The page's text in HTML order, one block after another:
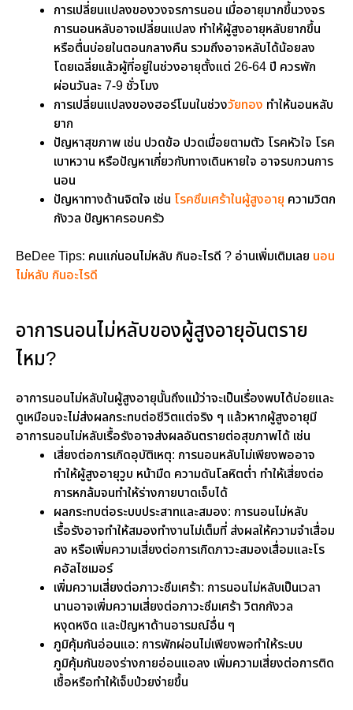
การเปลี่ยนแปลงของวงจรการนอน เมื่ออายุมากขึ้นวงจร
การนอนหลับอาจเปลี่ยนแปลง ทำให้ผู้สูงอายุหลับยากขึ้น
หรือตื่นบ่อยในตอนกลางคืน รวมถึงอาจหลับได้น้อยลง
โดยเฉลี่ยแล้วผู้ที่อยู่ในช่วงอายุตั้งแต่ 26-64 ปี ควรพัก
ผ่อนวันละ 7-9 ชั่วโมง
การเปลี่ยนแปลงของฮอร์โมนในช่วงวัยทอง ทำให้นอนหลับ
ยาก
ปัญหาสุขภาพ เช่น ปวดข้อ ปวดเมื่อยตามตัว โรคหัวใจ โรค
เบาหวาน หรือปัญหาเกี่ยวกับทางเดินหายใจ อาจรบกวนการ
นอน
ปัญหาทางด้านจิตใจ เช่น โรคซึมเศร้าในผู้สูงอายุ ความวิตก
กังวล ปัญหาครอบครัว
BeDee Tips: คนแก่นอนไม่หลับ กินอะไรดี ? อ่านเพิ่มเติมเลย นอน
ไม่หลับ กินอะไรดี
อาการนอนไม่หลับของผู้สูงอายุอันตราย
ไหม?
อาการนอนไม่หลับในผู้สูงอายุนั้นถึงแม้ว่าจะเป็นเรื่องพบได้บ่อยและ
ดูเหมือนจะไม่ส่งผลกระทบต่อชีวิตแต่จริง ๆ แล้วหากผู้สูงอายุมี
อาการนอนไม่หลับเรื้อรังอาจส่งผลอันตรายต่อสุขภาพได้ เช่น
เสี่ยงต่อการเกิดอุบัติเหตุ: การนอนหลับไม่เพียงพออาจ
ทำให้ผู้สูงอายุวูบ หน้ามืด ความดันโลหิตต่ำ ทำให้เสี่ยงต่อ
การหกล้มจนทำให้ร่างกายบาดเจ็บได้
ผลกระทบต่อระบบประสาทและสมอง: การนอนไม่หลับ
เรื้อรังอาจทำให้สมองทำงานไม่เต็มที่ ส่งผลให้ความจำเสื่อม
ลง หรือเพิ่มความเสี่ยงต่อการเกิดภาวะสมองเสื่อมและโร
คอัลไซเมอร์
เพิ่มความเสี่ยงต่อภาวะซึมเศร้า: การนอนไม่หลับเป็นเวลา
นานอาจเพิ่มความเสี่ยงต่อภาวะซึมเศร้า วิตกกังวล
หงุดหงิด และปัญหาด้านอารมณ์อื่น ๆ
ภูมิคุ้มกันอ่อนแอ: การพักผ่อนไม่เพียงพอทำให้ระบบ
ภูมิคุ้มกันของร่างกายอ่อนแอลง เพิ่มความเสี่ยงต่อการติด
เชื้อหรือทำให้เจ็บป่วยง่ายขึ้น